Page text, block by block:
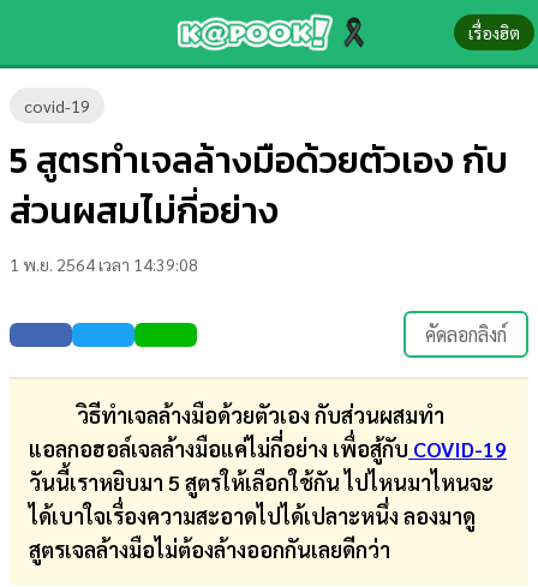
เรื่องฮิต
covid-19
5 สูตรทำเจลล้างมือด้วยตัวเอง กับ
ส่วนผสมไม่กี่อย่าง
1 พ.ย. 2564 เวลา 14:39:08
คัดลอกลิงก์
วิธีทำเจลล้างมือด้วยตัวเอง กับส่วนผสมทำ
แอลกอฮอล์เจลล้างมือแค่ไม่กี่อย่าง เพื่อสู้กับ COVID-19
วันนี้เราหยิบมา 5 สูตรให้เลือกใช้กัน ไปไหนมาไหนจะ
ได้เบาใจเรื่องความสะอาดไปได้เปลาะหนึ่ง ลองมาดู
สูตรเจลล้างมือไม่ต้องล้างออกกันเลยดีกว่า
ข่าว-
ความ
รู้
บันเทิง
ตรวจ
หวย
ผล
บอล
สด
การ